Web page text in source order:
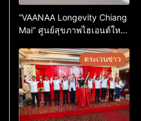
“VAANAA Longevity Chiang
Mai” ศูนย์สุขภาพไฮเอนต์ใหญ่
ตระเวนข่าว